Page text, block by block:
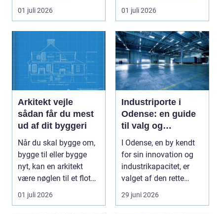
Nordjylland...
01 juli 2026
eller der ...
01 juli 2026
Arkitekt vejle
sådan får du mest
ud af dit byggeri
Når du skal bygge om,
bygge til eller bygge
nyt, kan en arkitekt
være nøglen til et flot
resultat, d...
01 juli 2026
Industriporte i
Odense: en guide
til valg og
installation
I Odense, en by kendt
for sin innovation og
industrikapacitet, er
valget af den rette
industriport a...
29 juni 2026